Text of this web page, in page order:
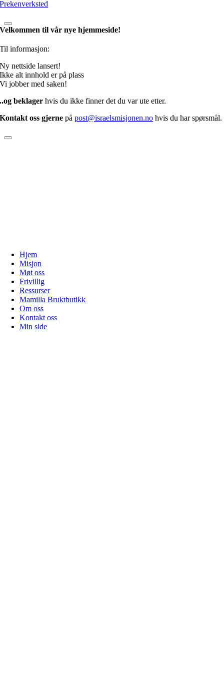
Prekenverksted
Velkommen til vår nye hjemmeside!
Til informasjon:
Ny nettside lansert!
Ikke alt innhold er på plass
Vi jobber med saken!
..og beklager hvis du ikke finner det du var ute etter.
Kontakt oss gjerne påpost@israelsmisjonen.no hvis du har spørsmål.
Hjem
Misjon
Møt oss
Frivillig
Ressurser
Mamilla Bruktbutikk
Om oss
Kontakt oss
Min side